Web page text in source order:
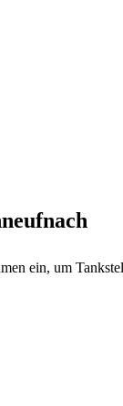
ein, um